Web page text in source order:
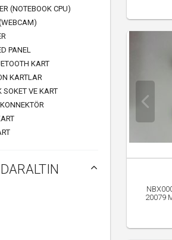
(NOTEBOOK CPU)
PANEL
KART
KARTLAR
SOKET VE KART
20079